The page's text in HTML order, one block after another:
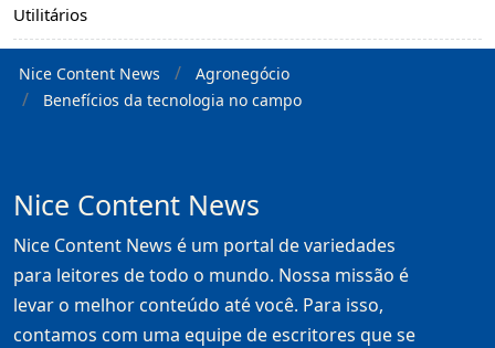
Utilitários
Nice Content News
Agronegócio
Benefícios da tecnologia no campo
Nice Content News
Nice Content News é um portal de variedades
para leitores de todo o mundo. Nossa missão é
levar o melhor conteúdo até você. Para isso,
contamos com uma equipe de escritores que se